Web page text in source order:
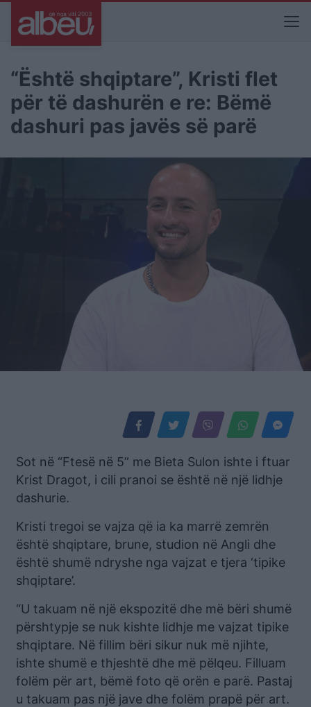
“Është shqiptare”, Kristi flet
për të dashurën e re: Bëmë
dashuri pas javës së parë
Sot në “Ftesë në 5” me Bieta Sulon ishte i ftuar
Krist Dragot, i cili pranoi se është në një lidhje
dashurie.
Kristi tregoi se vajza që ia ka marrë zemrën
është shqiptare, brune, studion në Angli dhe
është shumë ndryshe nga vajzat e tjera ‘tipike
shqiptare’.
“U takuam në një ekspozitë dhe më bëri shumë
përshtypje se nuk kishte lidhje me vajzat tipike
shqiptare. Në fillim bëri sikur nuk më njihte,
ishte shumë e thjeshtë dhe më pëlqeu. Filluam
folëm për art, bëmë foto që orën e parë. Pastaj
u takuam pas një jave dhe folëm prapë për art.